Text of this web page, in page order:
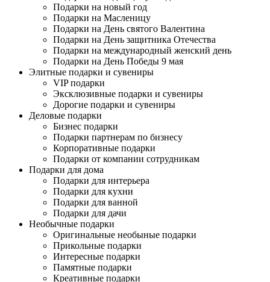
Подарки на новый год
Подарки на Масленицу
Подарки на День святого Валентина
Подарки на День защитника Отечества
Подарки на международный женский день
Подарки на День Победы 9 мая
Элитные подарки и сувениры
VIP подарки
Эксклюзивные подарки и сувениры
Дорогие подарки и сувениры
Деловые подарки
Бизнес подарки
Подарки партнерам по бизнесу
Корпоративные подарки
Подарки от компании сотрудникам
Подарки для дома
Подарки для интерьера
Подарки для кухни
Подарки для ванной
Подарки для дачи
Необычные подарки
Оригинальные необыные подарки
Прикольные подарки
Интересные подарки
Памятные подарки
Креативные подарки